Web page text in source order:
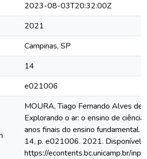
2023-08-03T20:32:00Z
2021
Campinas, SP
14
e021006
MOURA, Tiago Fernando Alves
Explorando o ar: o ensino de
anos finais do ensino fundamental.
14, p. e021006. 2021. Disponível
https://econtents.bc.unicamp.br/